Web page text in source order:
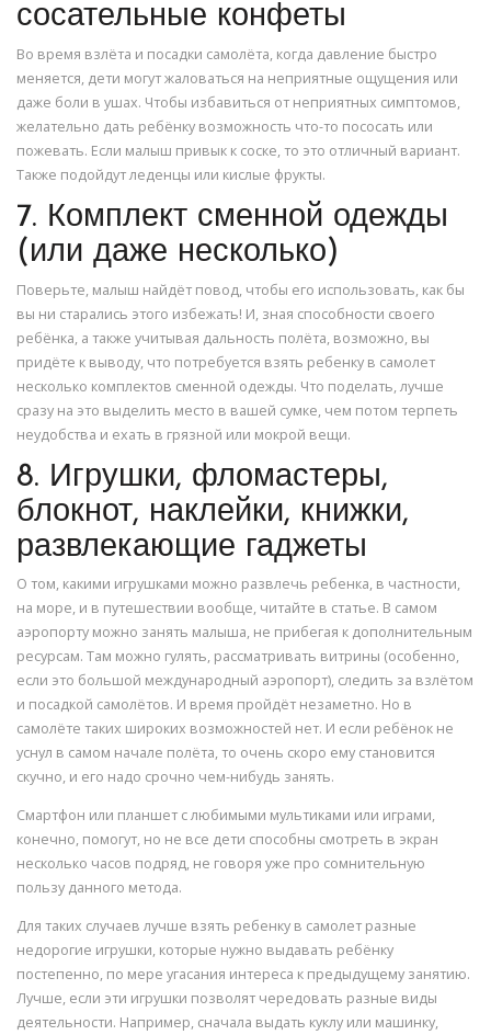
сосательные конфеты
Во время взлёта и посадки самолёта, когда давление быстро
меняется, дети могут жаловаться на неприятные ощущения или
даже боли в ушах. Чтобы избавиться от неприятных симптомов,
желательно дать ребёнку возможность что-то пососать или
пожевать. Если малыш привык к соске, то это отличный вариант.
Также подойдут леденцы или кислые фрукты.
7. Комплект сменной одежды
(или даже несколько)
Поверьте, малыш найдёт повод, чтобы его использовать, как бы
вы ни старались этого избежать! И, зная способности своего
ребёнка, а также учитывая дальность полёта, возможно, вы
придёте к выводу, что потребуется взять ребенку в самолет
несколько комплектов сменной одежды. Что поделать, лучше
сразу на это выделить место в вашей сумке, чем потом терпеть
неудобства и ехать в грязной или мокрой вещи.
8. Игрушки, фломастеры,
блокнот, наклейки, книжки,
развлекающие гаджеты
О том, какими игрушками можно развлечь ребенка, в частности,
на море, и в путешествии вообще, читайте в статье. В самом
аэропорту можно занять малыша, не прибегая к дополнительным
ресурсам. Там можно гулять, рассматривать витрины (особенно,
если это большой международный аэропорт), следить за взлётом
и посадкой самолётов. И время пройдёт незаметно. Но в
самолёте таких широких возможностей нет. И если ребёнок не
уснул в самом начале полёта, то очень скоро ему становится
скучно, и его надо срочно чем-нибудь занять.
Смартфон или планшет с любимыми мультиками или играми,
конечно, помогут, но не все дети способны смотреть в экран
несколько часов подряд, не говоря уже про сомнительную
пользу данного метода.
Для таких случаев лучше взять ребенку в самолет разные
недорогие игрушки, которые нужно выдавать ребёнку
постепенно, по мере угасания интереса к предыдущему занятию.
Лучше, если эти игрушки позволят чередовать разные виды
деятельности. Например, сначала выдать куклу или машинку,